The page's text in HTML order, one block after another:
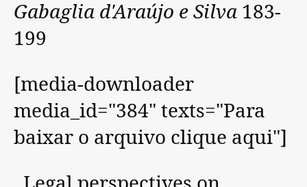
Gabaglia d'Araújo e Silva 183-
199
[media-downloader
media_id="384" texts="Para
baixar o arquivo clique aqui"]